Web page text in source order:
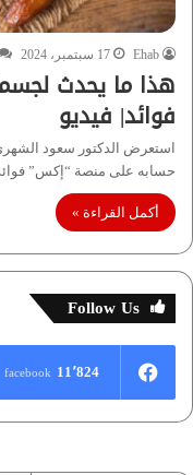
Ehab 17 سبتمبر، 2024
فوائد| فيديو
استعرض الدكتور سعود
حسابه على منصة “إكس”
أكمل القراءة »
Follow Us
11٬824 facebook